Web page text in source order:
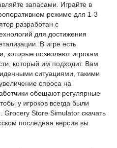
запасами. Играйте в
режиме для 1-3
разработан с
для достижения
В игре есть
которые позволяют игрокам
который им подходит. Вам
ситуациями, такими
спроса на
обещают регулярные
у игроков всегда были
Grocery Store Simulator скачать
последняя версия вы